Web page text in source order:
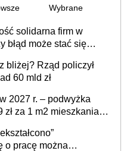
Wybrane
solidarna firm w
błąd może stać się
bliżej? Rząd policzył
60 mld zł
2027 r. – podwyżka
za 1 m2 mieszkania,
o pracę można